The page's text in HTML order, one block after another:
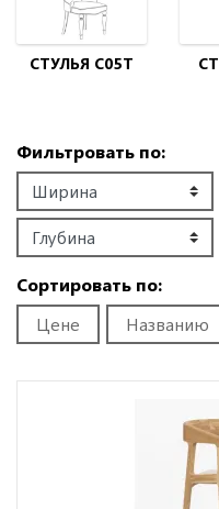
СТУЛЬЯ C05T
Сортировать по:
Цене
Названию
Фильтровать по: